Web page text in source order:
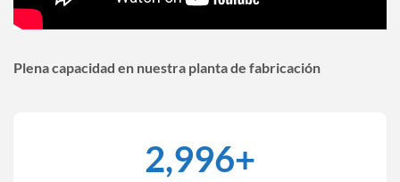
Plena capacidad en nuestra planta de fabricación
3,000+